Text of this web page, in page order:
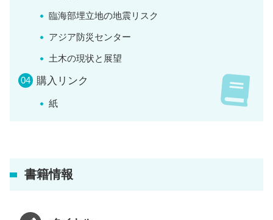
臨海部埋立地の地震リスク
アジア防災センター
土木の現状と展望
購入リンク
紙
書籍情報